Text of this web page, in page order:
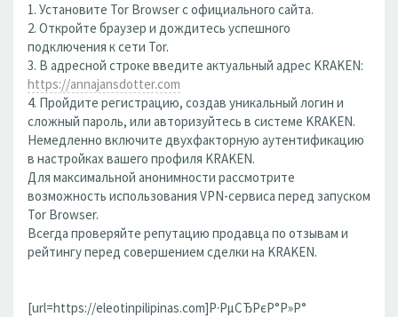
1. Установите Tor Browser с официального сайта.
2. Откройте браузер и дождитесь успешного
подключения к сети Tor.
3. В адресной строке введите актуальный адрес KRAKEN:
https://annajansdotter.com
4. Пройдите регистрацию, создав уникальный логин и
сложный пароль, или авторизуйтесь в системе KRAKEN.
Немедленно включите двухфакторную аутентификацию
в настройках вашего профиля KRAKEN.
Для максимальной анонимности рассмотрите
возможность использования VPN-сервиса перед запуском
Tor Browser.
Всегда проверяйте репутацию продавца по отзывам и
рейтингу перед совершением сделки на KRAKEN.
[url=https://eleotinpilipinas.com]Р·РµСЂРєР°Р»Р°